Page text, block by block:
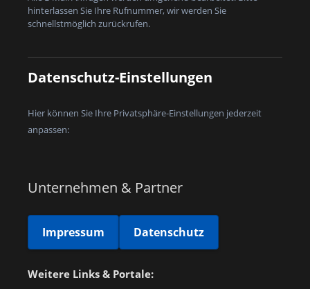
hinterlassen Sie Ihre Rufnummer, wir werden Sie
schnellstmöglich zurückrufen.
Datenschutz-Einstellungen
Hier können Sie Ihre Privatsphäre-Einstellungen jederzeit
anpassen:
Unternehmen & Partner
Impressum Datenschutz
Weitere Links & Portale: